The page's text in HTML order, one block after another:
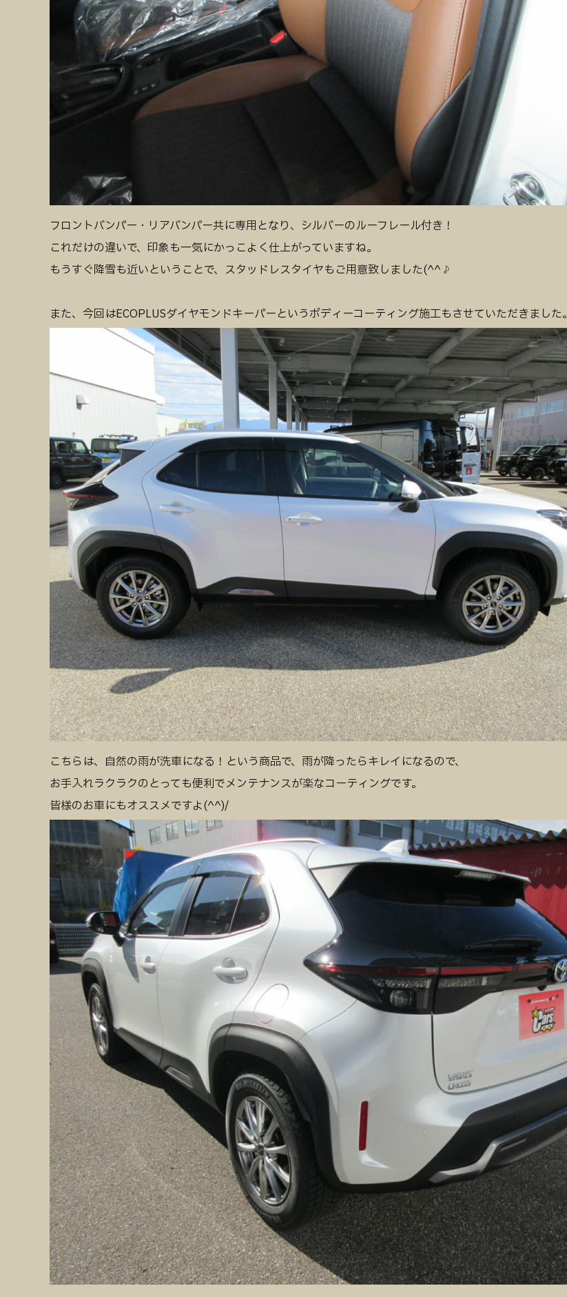
フロントバンパー・リアバンパー共に専用となり、シルバーのルーフレール付き！
これだけの違いで、印象も一気にかっこよく仕上がっていますね。
もうすぐ降雪も近いということで、スタッドレスタイヤもご用意致しました(^^♪
また、今回はECOPLUSダイヤモンドキーパーというボディーコーティング施工もさせていただきました。
こちらは、自然の雨が洗車になる！という商品で、雨が降ったらキレイになるので、
お手入れラクラクのとっても便利でメンテナンスが楽なコーティングです。
皆様のお車にもオススメですよ(^^)/